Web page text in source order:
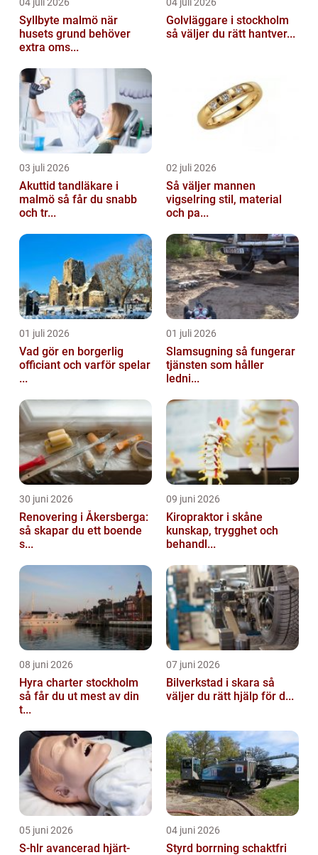
Syllbyte malmö när
husets grund behöver
extra oms...
Golvläggare i stockholm
så väljer du rätt hantver...
03 juli 2026
Akuttid tandläkare i
malmö så får du snabb
och tr...
02 juli 2026
Så väljer mannen
vigselring stil, material
och pa...
01 juli 2026
Vad gör en borgerlig
officiant och varför spelar
...
01 juli 2026
Slamsugning så fungerar
tjänsten som håller
ledni...
30 juni 2026
Renovering i Åkersberga:
så skapar du ett boende
s...
09 juni 2026
Kiropraktor i skåne
kunskap, trygghet och
behandl...
08 juni 2026
Hyra charter stockholm
så får du ut mest av din
t...
07 juni 2026
Bilverkstad i skara så
väljer du rätt hjälp för d...
05 juni 2026
S-hlr avancerad hjärt-
04 juni 2026
Styrd borrning schaktfri